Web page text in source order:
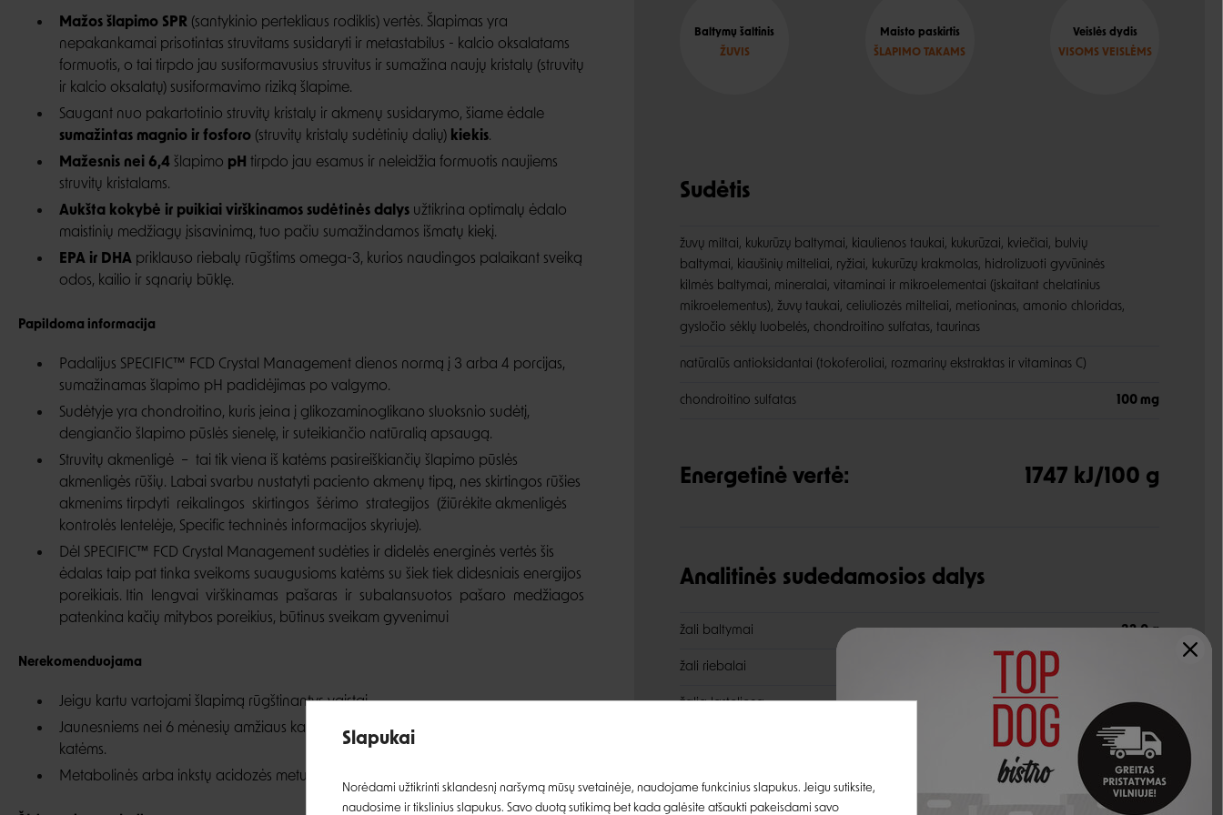
Mažos šlapimo SPR (santykinio pertekliaus rodiklis) vertės. Šlapimas yra
nepakankamai prisotintas struvitams susidaryti ir metastabilus - kalcio oksalatams
formuotis, o tai tirpdo jau susiformavusius struvitus ir sumažina naujų kristalų (struvitų
ir kalcio oksalatų) susiformavimo riziką šlapime.
Saugant nuo pakartotinio struvitų kristalų ir akmenų susidarymo, šiame ėdale
sumažintas magnio ir fosforo (struvitų kristalų sudėtinių dalių) kiekis.
Mažesnis nei 6,4 šlapimo pH tirpdo jau esamus ir neleidžia formuotis naujiems
struvitų kristalams.
Aukšta kokybė ir puikiai virškinamos sudėtinės dalys užtikrina optimalų ėdalo
maistinių medžiagų įsisavinimą, tuo pačiu sumažindamos išmatų kiekį.
EPA ir DHA priklauso riebalų rūgštims omega-3, kurios naudingos palaikant sveiką
odos, kailio ir sąnarių būklę.
Papildoma informacija
Padalijus SPECIFIC™ FCD Crystal Management dienos normą į 3 arba 4 porcijas,
sumažinamas šlapimo pH padidėjimas po valgymo.
Sudėtyje yra chondroitino, kuris įeina į glikozaminoglikano sluoksnio sudėtį,
dengiančio šlapimo pūslės sienelę, ir suteikiančio natūralią apsaugą.
Struvitų akmenligė – tai tik viena iš katėms pasireiškiančių šlapimo pūslės
akmenligės rūšių. Labai svarbu nustatyti paciento akmenų tipą, nes skirtingos rūšies
akmenims tirpdyti reikalingos skirtingos šėrimo strategijos (žiūrėkite akmenligės
kontrolės lentelėje, Specific techninės informacijos skyriuje).
Dėl SPECIFIC™ FCD Crystal Management sudėties ir didelės energinės vertės šis
ėdalas taip pat tinka sveikoms suaugusioms katėms su šiek tiek didesniais energijos
poreikiais. Itin lengvai virškinamas pašaras ir subalansuotos pašaro medžiagos
patenkina kačių mitybos poreikius, būtinus sveikam gyvenimui
Nerekomenduojama
Jeigu kartu vartojami šlapimą rūgštinantys vaistai.
Jaunesniems nei 6 mėnesių amžiaus kačiukams, vaikingoms arba žindančioms
katėms.
Metabolinės arba inkstų acidozės metu.
Baltymų šaltinis
ŽUVIS
Maisto paskirtis
ŠLAPIMO TAKAMS
Veislės dydis
VISOMS VEISLĖMS
Sudėtis
žuvų miltai, kukurūzų baltymai, kiaulienos taukai, kukurūzai, kviečiai, bulvių
baltymai, kiaušinių milteliai, ryžiai, kukurūzų krakmolas, hidrolizuoti gyvūninės
kilmės baltymai, mineralai, vitaminai ir mikroelementai (įskaitant chelatinius
mikroelementus), žuvų taukai, celiuliozės milteliai, metioninas, amonio chloridas,
gysločio sėklų luobelės, chondroitino sulfatas, taurinas
natūralūs antioksidantai (tokoferoliai, rozmarinų ekstraktas ir vitaminas C)
chondroitino sulfatas 100 mg
Energetinė vertė: 1747 kJ/100 g
Analitinės sudedamosios dalys
žali baltymai 32,0 g
žali riebalai
žalia ląsteliena 1,4 g
33,0 g
7,3 %
Slapukai
Norėdami užtikrinti sklandesnį naršymą mūsų svetainėje, naudojame funkcinius slapukus. Jeigu sutiksite,
naudosime ir tikslinius slapukus. Savo duotą sutikimą bet kada galėsite atšaukti pakeisdami savo